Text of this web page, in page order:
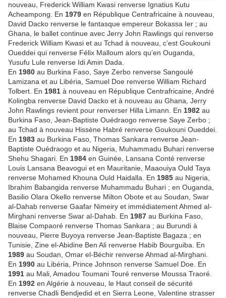
nouveau, Frederick William Kwasi renverse Ignatius Kutu
Acheampong. En 1979 en République Centrafricaine à nouveau,
David Dacko renverse le fantasque empereur Bokassa Ier ; au
Ghana, le ballet continue avec Jerry John Rawlings qui renverse
Frederick William Kwasi et au Tchad à nouveau, c’est Goukouni
Oueddei qui renverse Félix Malloum alors qu’en Ouganda,
Yusufu Lule renverse Idi Amin Dada.
En 1980 au Burkina Faso, Saye Zerbo renverse Sangoulé
Lamizana et au Libéria, Samuel Doe renverse William Richard
Tolbert. En 1981 à nouveau en République Centrafricaine, André
Kolingba renverse David Dacko et à nouveau au Ghana, Jerry
John Rawlings revient pour renverser Hilla Limann. En 1982 au
Burkina Faso, Jean-Baptiste Ouédraogo renverse Saye Zerbo ;
au Tchad à nouveau Hissène Habré renverse Goukouni Oueddei.
En 1983 au Burkina Faso, Thomas Sankara renverse Jean-
Baptiste Ouédraogo et au Nigeria, Muhammadu Buhari renverse
Shehu Shagari. En 1984 en Guinée, Lansana Conté renverse
Louis Lansana Beavogui et en Mauritanie, Maaouiya Ould Taya
renverse Mohamed Khouna Ould Haidalla.
En 1985 au Nigeria,
Ibrahim Babangida renverse Muhammadu Buhari ; en Ouganda,
Basilio Olara Okello renverse Milton Obote et au Soudan, Swar
al-Dahab renverse Gaafar Nimeiry et immédiatementAhmed al-
Mirghani renverse Swar al-Dahab. En 1987 au Burkina Faso,
Blaise Compaoré renverse Thomas Sankara ; au Burundi à
nouveau, Pierre Buyoya renverse Jean-Baptiste Bagaza ; en
Tunisie, Zine el-Abidine Ben Ali renverse Habib Bourguiba. En
1989 au Soudan, Omar el-Béchir renverse Ahmad al-Mirghani.
En 1990 au Libéria, Prince Johnson renverse Samuel Doe. En
1991 au Mali, Amadou Toumani Touré renverse Moussa Traoré.
En 1992 en Algérie à nouveau, le Haut conseil de sécurité
renverse Chadli Bendjedid et en Sierra Leone, Valentine strasser